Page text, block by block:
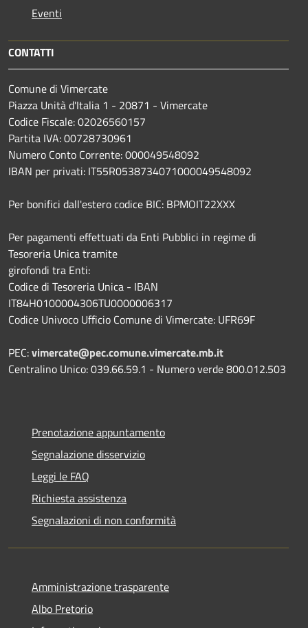
Eventi
CONTATTI
Comune di Vimercate
Piazza Unità d'Italia 1 - 20871 - Vimercate
Codice Fiscale: 02026560157
Partita IVA: 00728730961
Numero Conto Corrente: 000049548092
IBAN per privati: IT55R0538734071000049548092
Per bonifici dall'estero codice BIC: BPMOIT22XXX
Per pagamenti effettuati da Enti Pubblici in regime di
Tesoreria Unica tramite
girofondi tra Enti:
Codice di Tesoreria Unica - IBAN
IT84H0100004306TU0000006317
Codice Univoco Ufficio Comune di Vimercate: UFR69F
PEC:vimercate@pec.comune.vimercate.mb.it
Centralino Unico: 039.66.59.1 - Numero verde 800.012.503
Prenotazione appuntamento
Segnalazione disservizio
Leggi le FAQ
Richiesta assistenza
Segnalazioni di non conformità
Amministrazione trasparente
Albo Pretorio